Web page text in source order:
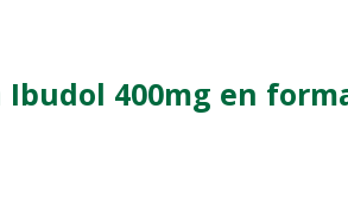
Ibudol 400mg en